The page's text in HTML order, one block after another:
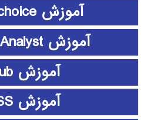
آموزش expert choice
آموزش Frontier Analyst
آموزش github
آموزش HFSS